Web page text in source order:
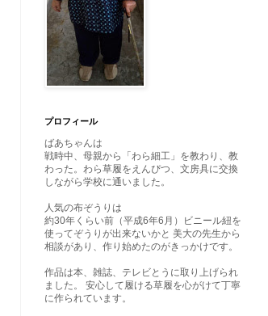
プロフィール
ばあちゃんは
戦時中、母親から「わら細工」を教わり、教
わった。わら草履をえんぴつ、文房具に交換
しながら学校に通いました。
人気の布ぞうりは
約30年くらい前（平成6年6月）ビニール紐を
使ってぞうりが出来ないかと 美大の先生から
相談があり、作り始めたのがきっかけです。
作品は本、雑誌、テレビとうに取り上げられ
ました。 安心して履ける草履を心がけて丁寧
に作られています。